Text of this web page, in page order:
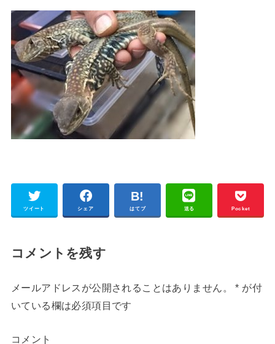
ツイート シェア はてブ 送る Pocket
コメントを残す
メールアドレスが公開されることはありません。 * が付
いている欄は必須項目です
コメント